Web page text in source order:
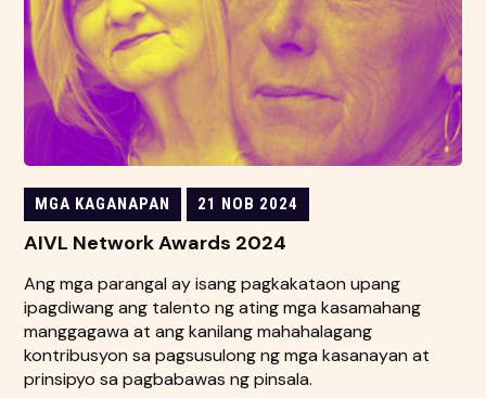
MGA KAGANAPAN 21 NOB 2024
AIVL Network Awards 2024
Ang mga parangal ay isang pagkakataon upang
ipagdiwang ang talento ng ating mga kasamahang
manggagawa at ang kanilang mahahalagang
kontribusyon sa pagsusulong ng mga kasanayan at
prinsipyo sa pagbabawas ng pinsala.